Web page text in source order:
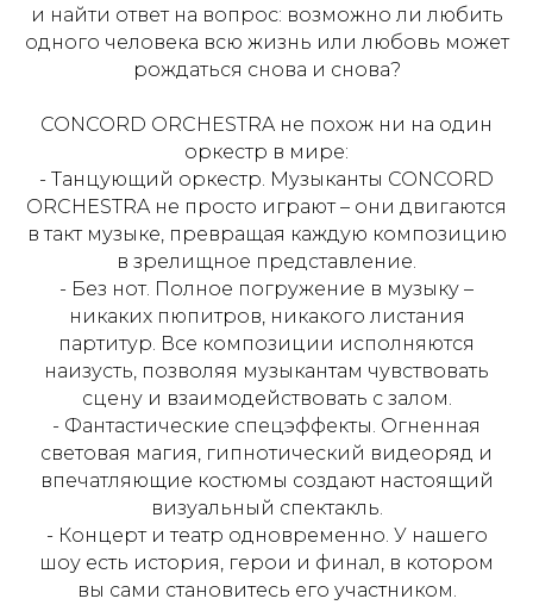
и найти ответ на вопрос: возможно ли любить
одного человека всю жизнь или любовь может
рождаться снова и снова?
CONCORD ORCHESTRA не похож ни на один
оркестр в мире:
- Танцующий оркестр. Музыканты CONCORD
ORCHESTRA не просто играют – они двигаются
в такт музыке, превращая каждую композицию
в зрелищное представление.
- Без нот. Полное погружение в музыку –
никаких пюпитров, никакого листания
партитур. Все композиции исполняются
наизусть, позволяя музыкантам чувствовать
сцену и взаимодействовать с залом.
- Фантастические спецэффекты. Огненная
световая магия, гипнотический видеоряд и
впечатляющие костюмы создают настоящий
визуальный спектакль.
- Концерт и театр одновременно. У нашего
шоу есть история, герои и финал, в котором
вы сами становитесь его участником.